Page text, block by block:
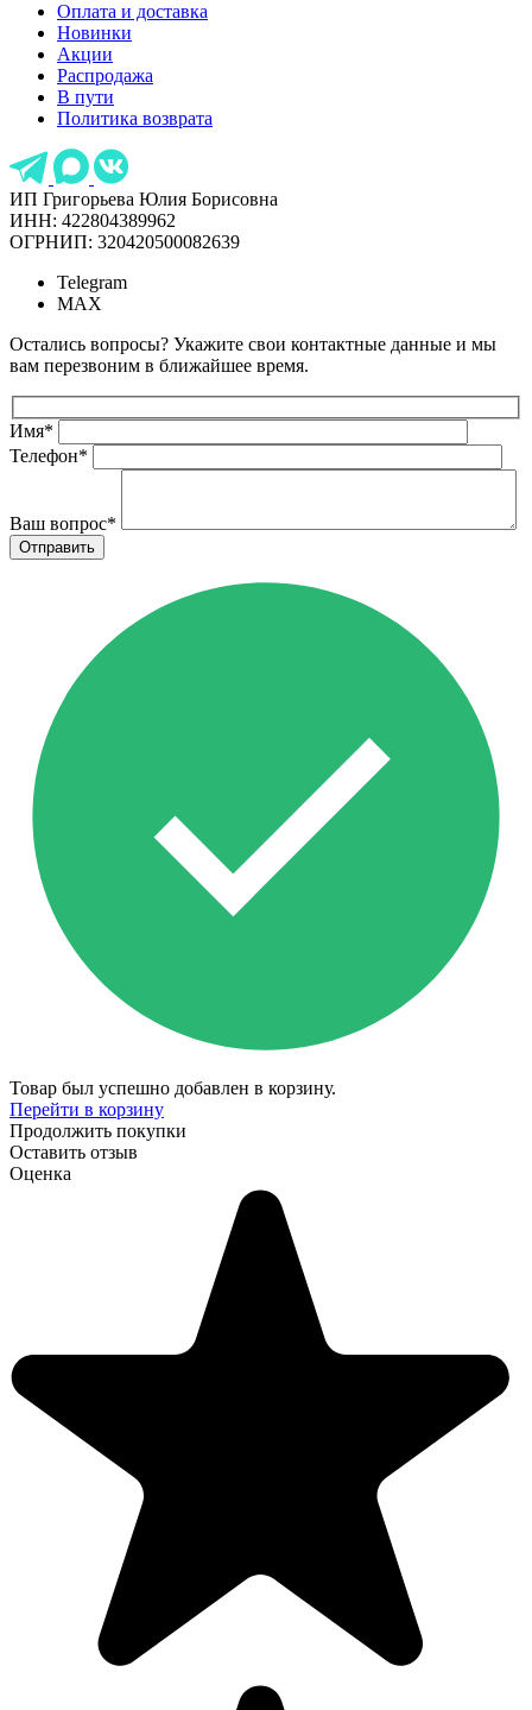
Оплата и доставка
Новинки
Акции
Распродажа
В пути
Политика возврата
ИП Григорьева Юлия Борисовна
ИНН: 422804389962
ОГРНИП: 320420500082639
Telegram
MAX
Остались вопросы? Укажите свои контактные данные и мы
вам перезвоним в ближайшее время.
Имя*
Телефон*
Ваш вопрос*
Товар был успешно добавлен в корзину.
Перейти в корзину
Продолжить покупки
Оставить отзыв
Оценка